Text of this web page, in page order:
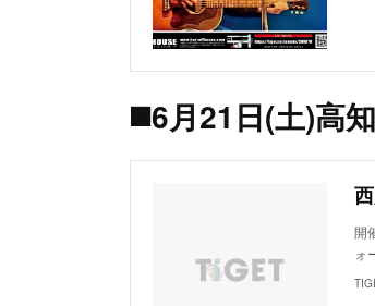
◼️6月21日(土)高
開
ォ